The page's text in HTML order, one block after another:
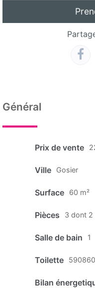
Général
Prix de vente
Ville Gosier
Surface 60 m²
Pièces 3 dont 2
Salle de bain 1
Toilette
Bilan